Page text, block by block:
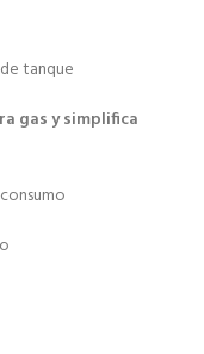
tanque
gas y simplifica